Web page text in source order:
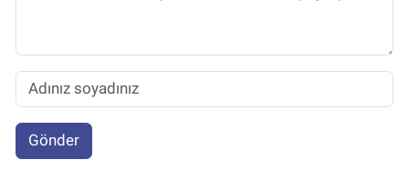
Gönder